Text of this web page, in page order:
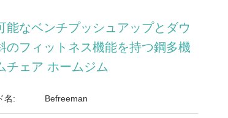
能なベンチプッシュアップとダウ
のフィットネス機能を持つ鋼多機
チェア ホームジム
名: Befreeman